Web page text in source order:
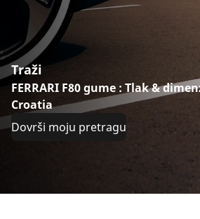
Traži
FERRARI F80 gume : Tlak &
Croatia
Dovrši moju pretragu